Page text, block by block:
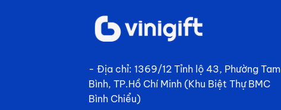
- Địa chỉ: 1369/12 Tỉnh lộ 43, Phường Tam
Bình, TP.Hồ Chí Minh (Khu Biệt Thự BMC
Bình Chiểu)